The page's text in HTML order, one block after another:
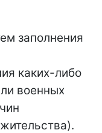
заполнения
каких-либо
военных